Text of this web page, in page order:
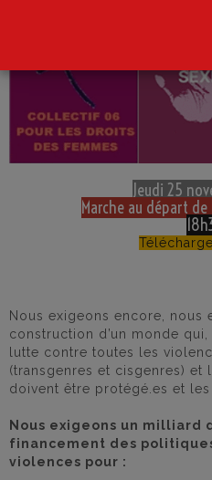
Jeudi 25
Marche au départ de
Nous exigeons encore, nous
construction d’un monde
lutte contre toutes les
(transgenres et cisgenres) et
doivent être protégé.es et
Nous exigeons un milliard
financement des
violences pour :